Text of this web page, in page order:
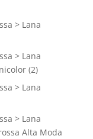
> Lana
> Lana
(2)
> Lana
> Lana
Alta Moda